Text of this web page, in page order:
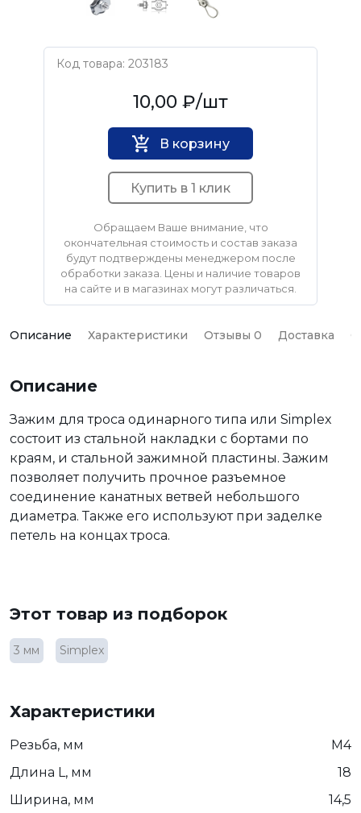
Код товара: 203183
Нет бренда10,00 ₽/шт
В корзину
Купить в 1 клик
Обращаем Ваше внимание, что
окончательная стоимость и состав заказа
будут подтверждены менеджером после
обработки заказа. Цены и наличие товаров
на сайте и в магазинах могут различаться.
Описание Характеристики Отзывы 0 Доставка
Описание
Зажим для троса одинарного типа или Simplex
состоит из стальной накладки с бортами по
краям, и стальной зажимной пластины. Зажим
позволяет получить прочное разъемное
соединение канатных ветвей небольшого
диаметра. Также его используют при заделке
петель на концах троса.
Этот товар из подборок
3 мм Simplex
Характеристики
Резьба, мм
М4
Длина L, мм
18
Ширина, мм
14,5